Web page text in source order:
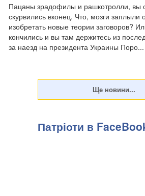
Пацаны зрадофилы и рашкотролли, вы
скурвились вконец. Что, мозги заплыли
изобретать новые теории заговоров?
кончились и вы там держитесь из
за наезд на президента Украины Поро...
Патріоти в